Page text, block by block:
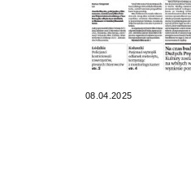
08.04.2025